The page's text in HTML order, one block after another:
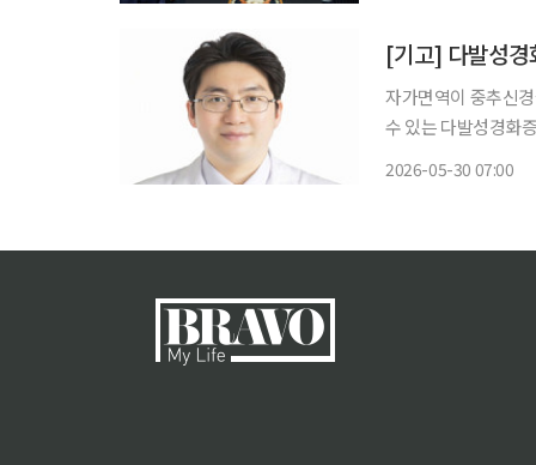
[기고] 다발성경
자가면역이 중추신
수 있는 다발성경화
2026-05-30 07:00